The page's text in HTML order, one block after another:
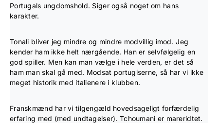
Portugals ungdomshold. Siger også noget om hans
karakter.
Tonali bliver jeg mindre og mindre modvillig imod. Jeg
kender ham ikke helt nærgående. Han er selvfølgelig en
god spiller. Men kan man vælge i hele verden, er det så
ham man skal gå med. Modsat portugiserne, så har vi ikke
meget historik med italienere i klubben.
Franskmænd har vi tilgengæld hovedsageligt forfærdelig
erfaring med (med undtagelser). Tchoumani er mareridtet.